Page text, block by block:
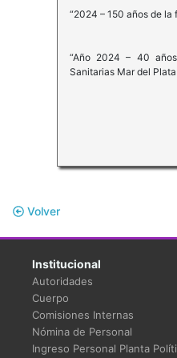
“2024 – 150 años de la
“Año 2024 – 40
Sanitarias Mar del
Volver
Institucional
Autoridades
Cuerpo
Comisiones Internas
Nómina de Personal
Ingreso Personal Planta